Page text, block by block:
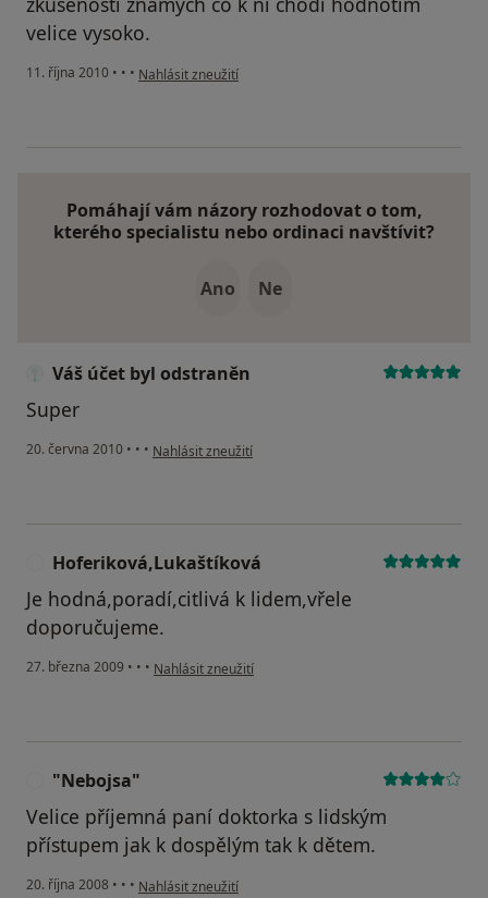
velice vysoko.
11. října 2010 • • • podle názoru uživatele Pacient
Nahlásit zneužití
Pomáhají vám názory rozhodovat o tom,
kterého specialistu nebo ordinaci navštívit?
Ano Ne
Váš účet byl odstraněn
Super
20. června 2010 • • • podle názoru uživatele Váš účet byl odstraněn
Nahlásit zneužití
Hoferiková,Lukaštíková
Je hodná,poradí,citlivá k lidem,vřele
doporučujeme.
27. března 2009 • • • podle názoru uživatele Hoferiková,Lukaštíková
Nahlásit zneužití
"Nebojsa"
Velice příjemná paní doktorka s lidským
přístupem jak k dospělým tak k dětem.
20. října 2008 • • • podle názoru uživatele "Nebojsa"
Nahlásit zneužití